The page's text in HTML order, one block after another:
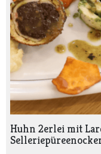
Huhn 2erlei mit